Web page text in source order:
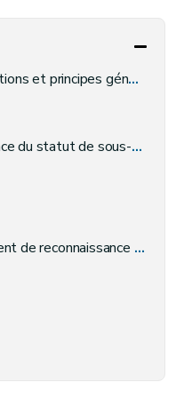
et principes généraux
du statut de sous-produit
du statut de sous-produit
reconnaissance et de l'enregistrement du statut de sous-produit